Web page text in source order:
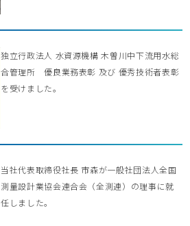
独立行政法人 水資源機構 木曽川中下流用水総
合管理所 優良業務表彰 及び 優秀技術者表彰
を受けました。
当社代表取締役社長 市森が一般社団法人全国
測量設計業協会連合会（全測連）の理事に就
任しました。